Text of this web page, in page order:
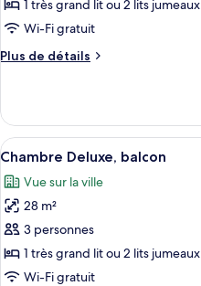
pour
ce
type
de
Chambre
supérieure
1 très grand lit ou 2 lits jumeaux
Wi-Fi gratuit
Plus de détails
Plus
Chambre
supérieure
Afficher
toutes
les
photos
pour
ce
type
4
Chambre Deluxe, balcon
Vue sur la ville
28 m²
3 personnes
1 très grand lit ou 2 lits jumeaux
Wi-Fi gratuit